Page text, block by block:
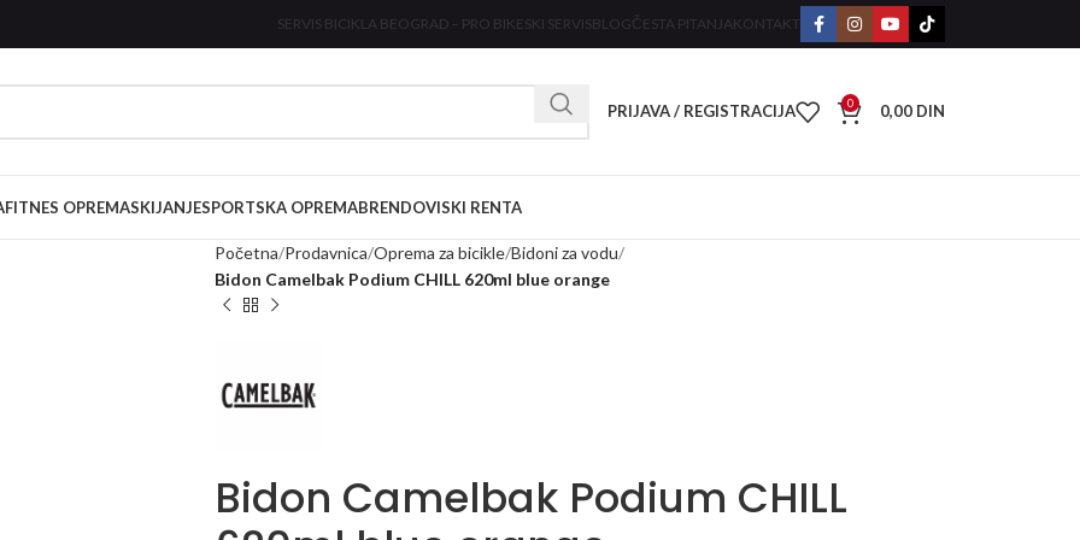
SERVIS BICIKLA BEOGRAD – PRO BIKE SKI SERVISBLOGČESTA PITANJAKONTAKT
PRIJAVA / REGISTRACIJA 0 0,00 DIN
FITNES OPREMASKIJANJESPORTSKA OPREMABRENDOVISKI RENTA
Početna Prodavnica Oprema za bicikle Bidoni za vodu
Bidon Camelbak Podium CHILL 620ml blue orange
Bidon Camelbak Podium CHILL